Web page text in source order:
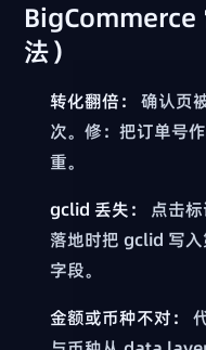
BigCommerce
法）
转化翻倍：
确认页
次。修：把订单号
重。
gclid 丢失：
点击
落地时把 gclid 写
字段。
金额或币种不对：